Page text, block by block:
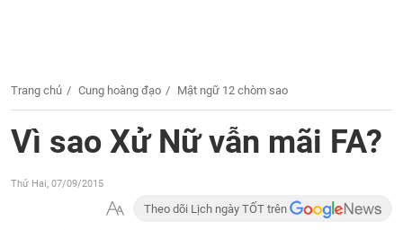
Trang chủ Cung hoàng đạo Mật ngữ 12 chòm sao
Vì sao Xử Nữ vẫn mãi FA?
Thứ Hai, 07/09/2015
Theo dõi Lịch ngày TỐT trên